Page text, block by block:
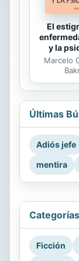
El
y la
Marcelo
Últimas
Adiós jefe
mentira
Ficción